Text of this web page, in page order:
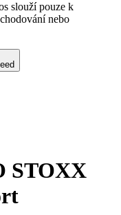
slouží pouze k
nebo
STOXX